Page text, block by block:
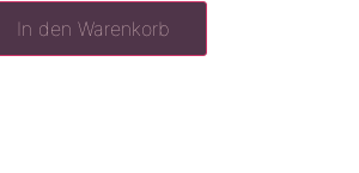
In den Warenkorb